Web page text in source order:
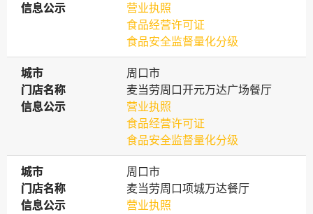
信息公示
信息公示
营业执照
食品经营许可证
食品安全监督量化分级
城市
城市
周口市
门店名称
门店名称
麦当劳周口开元万达广场餐厅
信息公示
信息公示
营业执照
食品经营许可证
食品安全监督量化分级
城市
城市
周口市
门店名称
门店名称
麦当劳周口项城万达餐厅
信息公示
信息公示
营业执照